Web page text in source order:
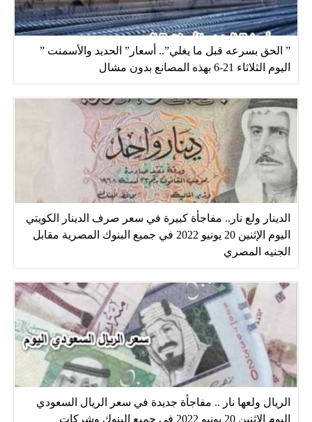
” الحق بسرعه قبل ما يغلي”.. أسعار” الحديد والأسمنت ”
اليوم الثلاثاء 21-6 بهذه المصانع بدون مشال
الدينار ولع نار.. مفاجأة كبيرة في سعر صرف الدينار الكويتي
اليوم الإثنين 20 يونيو 2022 في جميع البنوك المصرية مقابل
الجنيه المصري
الريال ولعها نار .. مفاجأة جديدة في سعر الريال السعودي
اليوم الإثنين 20 يونيو 2022 في جميع البنوك وشركات